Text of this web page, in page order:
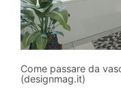
Come passare da
(designmag.it)